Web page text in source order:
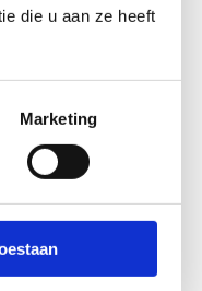
die u aan ze heeft
Marketing